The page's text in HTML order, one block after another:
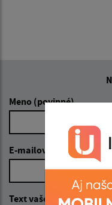
Meno (povinné)
E-mailová adresa
Text vašej správy